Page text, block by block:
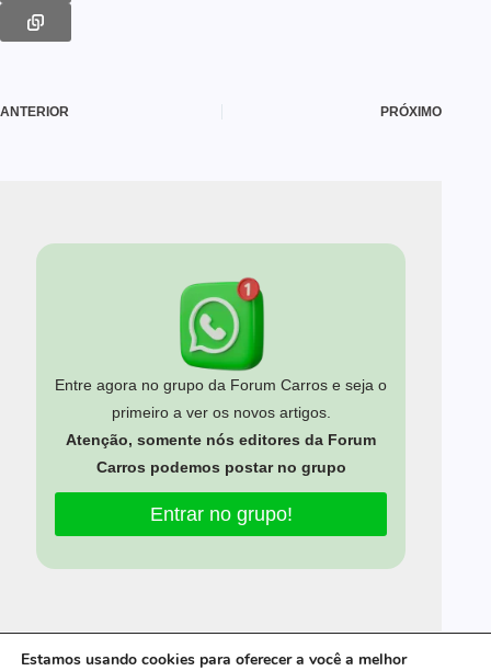
ANTERIOR PRÓXIMO
Entre agora no grupo da Forum Carros e seja o
primeiro a ver os novos artigos.
Atenção, somente nós editores da Forum
Carros podemos postar no grupo
Entrar no grupo!
Estamos usando cookies para oferecer a você a melhor